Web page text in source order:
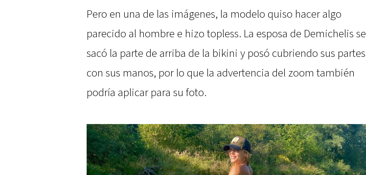
Pero en una de las imágenes, la modelo quiso hacer algo
parecido al hombre e hizo topless. La esposa de Demichelis se
sacó la parte de arriba de la bikini y posó cubriendo sus partes
con sus manos, por lo que la advertencia del zoom también
podría aplicar para su foto.